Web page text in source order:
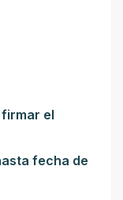
el
fecha de